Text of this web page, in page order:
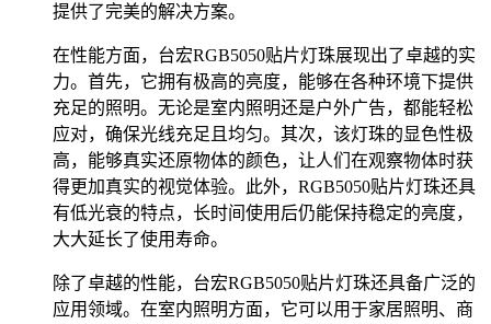
提供了完美的解决方案。
在性能方面，台宏RGB5050贴片灯珠展现出了卓越的实
力。首先，它拥有极高的亮度，能够在各种环境下提供
充足的照明。无论是室内照明还是户外广告，都能轻松
应对，确保光线充足且均匀。其次，该灯珠的显色性极
高，能够真实还原物体的颜色，让人们在观察物体时获
得更加真实的视觉体验。此外，RGB5050贴片灯珠还具
有低光衰的特点，长时间使用后仍能保持稳定的亮度，
大大延长了使用寿命。
除了卓越的性能，台宏RGB5050贴片灯珠还具备广泛的
应用领域。在室内照明方面，它可以用于家居照明、商